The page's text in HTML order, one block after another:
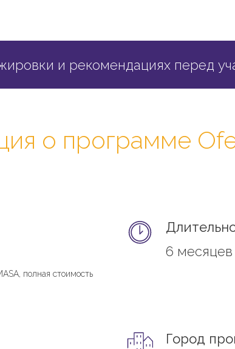
и рекомендациях перед
о программе
полная стоимость
6 месяцев
Город